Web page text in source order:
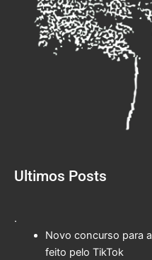
Ultimos Posts
.
Novo concurso para
feito pelo TikTok